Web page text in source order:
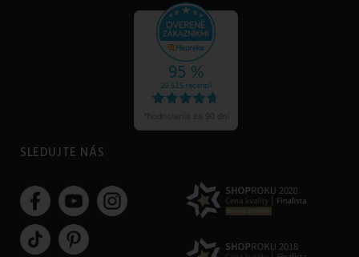
SLEDUJTE NÁS